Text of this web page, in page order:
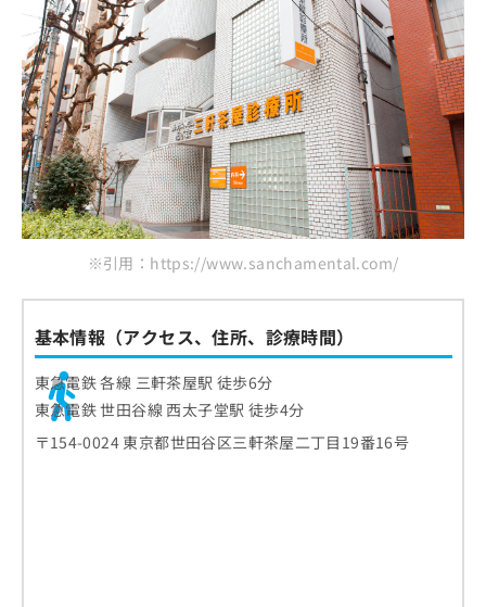
※引用：https://www.sanchamental.com/
基本情報（アクセス、住所、診療時間）
東急電鉄 各線 三軒茶屋駅 徒歩6分
東急電鉄 世田谷線 西太子堂駅 徒歩4分
〒154-0024 東京都世田谷区三軒茶屋二丁目19番16号